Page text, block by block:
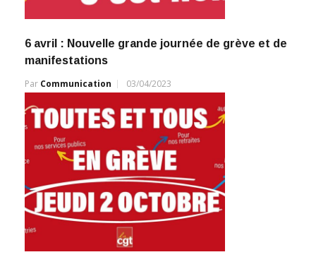
6 avril : Nouvelle grande journée de grève et de
manifestations
Par Communication 03/04/2023